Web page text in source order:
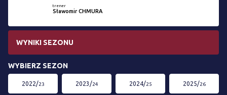
trener
Sławomir CHMURA
WYNIKI SEZONU
WYBIERZ SEZON
2022/23 2023/24 2024/25 2025/26